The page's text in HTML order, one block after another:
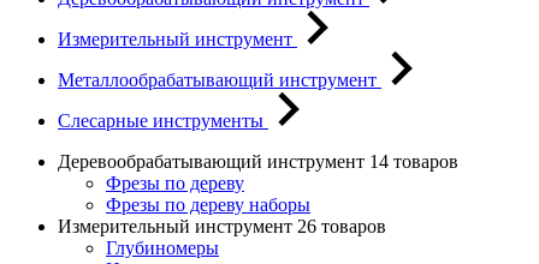
Измерительный инструмент
Металлообрабатывающий инструмент
Слесарные инструменты
Деревообрабатывающий инструмент 14 товаров
Фрезы по дереву
Фрезы по дереву наборы
Измерительный инструмент 26 товаров
Глубиномеры